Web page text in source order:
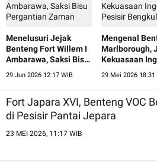
Menelusuri Jejak
Benteng Fort Willem I
Ambarawa, Saksi Bisu
29 Jun 2026 12:17 WIB
Mengenal
Marlborough,
Kekuasaan
29 Mei 2026 18:31
Fort Japara XVI, Benteng VOC
di Pesisir Pantai Jepara
23 MEI 2026, 11:17 WIB